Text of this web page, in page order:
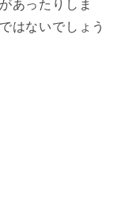
あったりしま
はないでしょう